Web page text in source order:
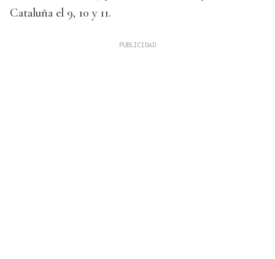
Cataluña el 9, 10 y 11.